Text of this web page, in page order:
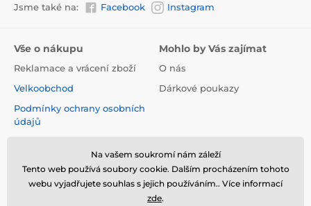
Jsme také na: Facebook Instagram
Vše o nákupu
Reklamace a vrácení zboží
Velkoobchod
Podmínky ochrany osobních
údajů
cookies
Mohlo by Vás zajímat
O nás
Dárkové poukazy
Na vašem soukromí nám záleží
Tento web používá soubory cookie. Dalším procházením tohoto
webu vyjadřujete souhlas s jejich používáním.. Více informací
zde.